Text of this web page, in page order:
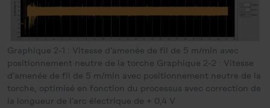
Graphique 2-1 : Vitesse d’amenée de fil de 5 m/min avec
positionnement neutre de la torche Graphique 2-2 : Vitesse
d’amenée de fil de 5 m/min avec positionnement neutre de la
torche, optimisé en fonction du processus avec correction de
la longueur de l’arc électrique de + 0,4 V